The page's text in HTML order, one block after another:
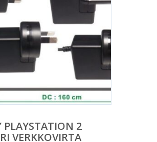
PLAYSTATION 2
VERKKOVIRTA